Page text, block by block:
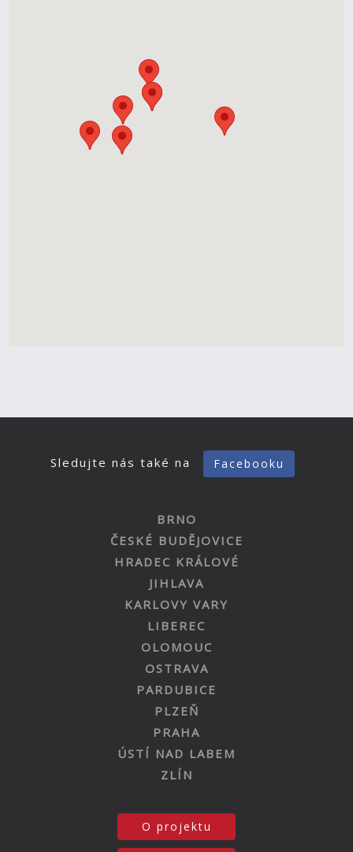
Sledujte nás také na Facebooku
BRNO
ČESKÉ BUDĚJOVICE
HRADEC KRÁLOVÉ
JIHLAVA
KARLOVY VARY
LIBEREC
OLOMOUC
OSTRAVA
PARDUBICE
PLZEŇ
PRAHA
ÚSTÍ NAD LABEM
ZLÍN
O projektu